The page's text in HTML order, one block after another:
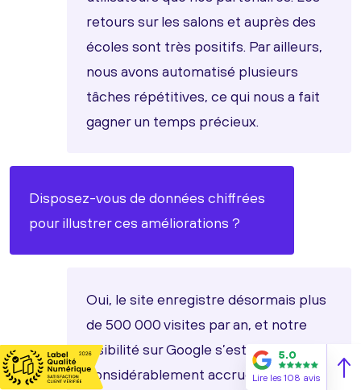
retours sur les salons et auprès des
écoles sont très positifs. Par ailleurs,
nous avons automatisé plusieurs
tâches répétitives, ce qui nous a fait
gagner un temps précieux.
Disposez-vous de données chiffrées
pour illustrer ces améliorations ?
Oui, le site enregistre désormais plus
de 500 000 visites par an, et notre
visibilité sur Google s’est
considérablement accrue, avec une
5.0
Lire les 108 avis